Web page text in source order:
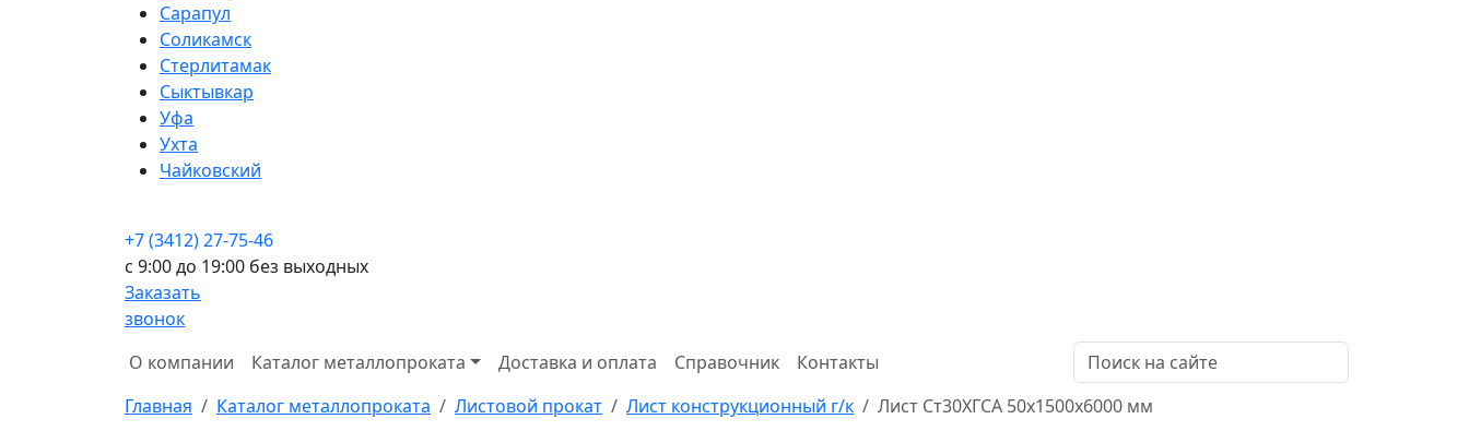
Сарапул
Соликамск
Стерлитамак
Сыктывкар
Уфа
Ухта
Чайковский
+7 (3412) 27-75-46
c 9:00 до 19:00 без выходных
Заказать
звонок
О компании
Каталог металлопроката Доставка и оплата Справочник
Контакты
Главная
Каталог металлопроката Листовой прокат Лист конструкционный г/к
Лист Ст30ХГСА 50x1500x6000 мм